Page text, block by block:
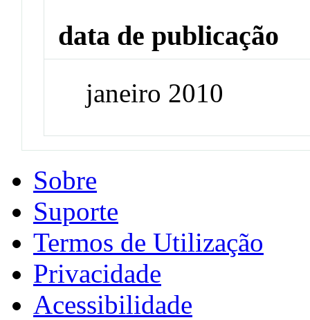
data de publicação
janeiro 2010
Sobre
Suporte
Termos de Utilização
Privacidade
Acessibilidade